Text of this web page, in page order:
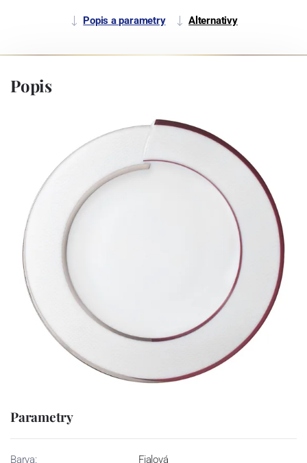
Popis a parametry Alternativy
Popis
Parametry
Barva: Fialová